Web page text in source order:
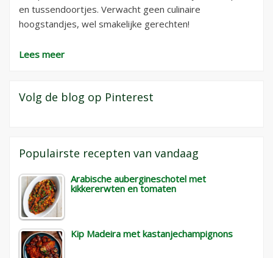
en tussendoortjes. Verwacht geen culinaire
hoogstandjes, wel smakelijke gerechten!
Lees meer
Volg de blog op Pinterest
Populairste recepten van vandaag
Arabische aubergineschotel met
kikkererwten en tomaten
Kip Madeira met kastanjechampignons